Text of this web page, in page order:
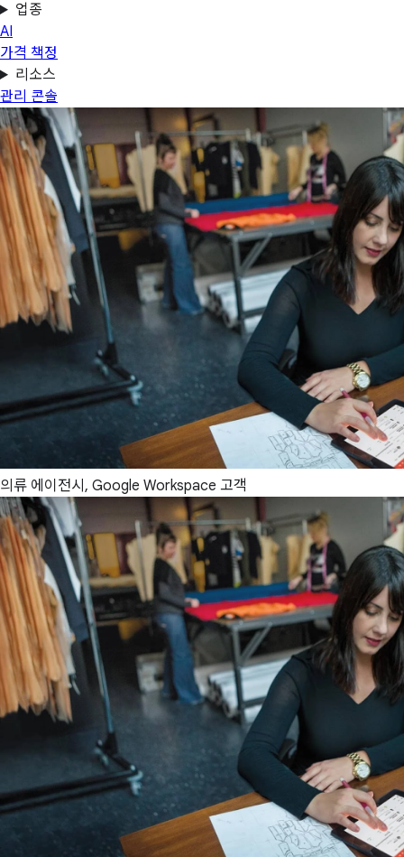
업종
AI
가격 책정
리소스
관리 콘솔
의류 에이전시, Google Workspace 고객